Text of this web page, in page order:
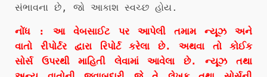
સંભાવના છે, જો આકાશ સ્વચ્છ હોય.
નોંધ : આ વેબસાઈટ પર આપેલી તમામ ન્યૂઝ અને
વાતો રીપોર્ટર દ્વારા રિપોર્ટ કરેલા છે. અથવા તો કોઈક
સોર્સ ઉપરથી માહિતી લેવામાં આવેલા છે. ન્યૂઝ તથા